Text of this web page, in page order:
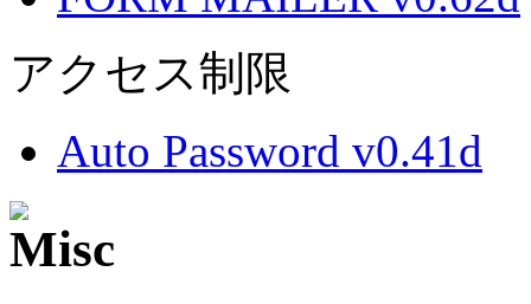
アクセス制限
Auto Password v0.41d